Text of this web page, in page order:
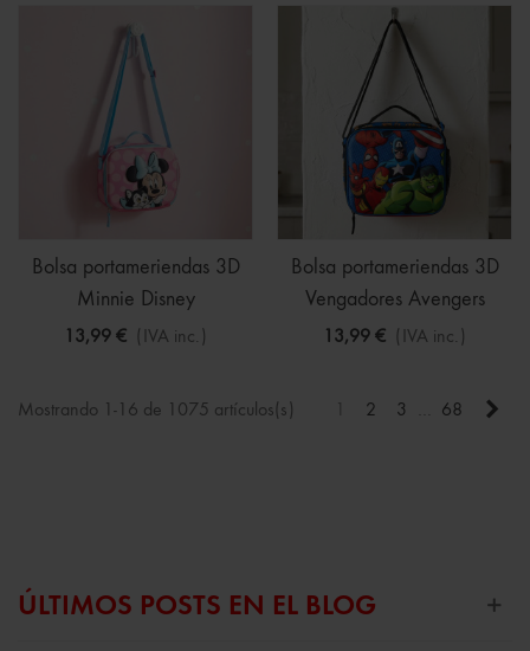
Bolsa portameriendas 3D
Minnie Disney
13,99 € (IVA inc.)
Bolsa portameriendas 3D
Vengadores Avengers
Marvel
13,99 € (IVA inc.)
Mostrando 1-16 de 1075 artículos(s) 2 3 68
ÚLTIMOS POSTS EN EL BLOG